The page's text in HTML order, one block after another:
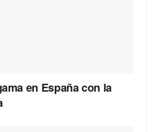
en España con la